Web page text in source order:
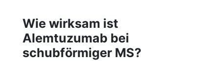
Wie wirksam ist
Alemtuzumab bei
schubförmiger MS?